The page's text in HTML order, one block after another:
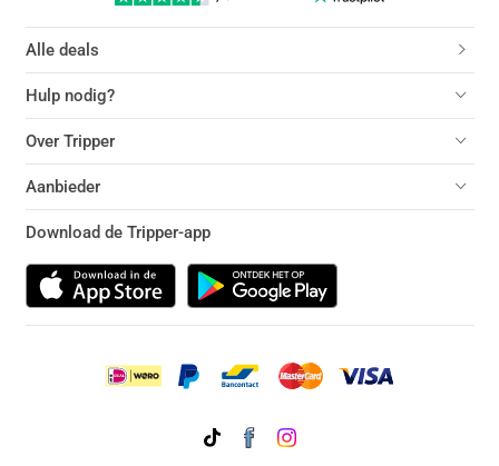
Alle deals
Hulp nodig?
Over Tripper
Aanbieder
Download de Tripper-app